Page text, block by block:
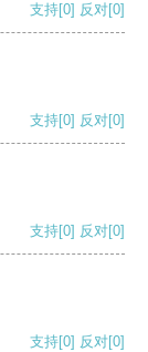
支持[0] 反对[0]
支持[0] 反对[0]
支持[0] 反对[0]
支持[0] 反对[0]